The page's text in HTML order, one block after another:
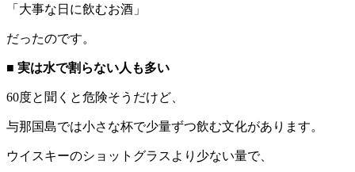
「大事な日に飲むお酒」
だったのです。
■ 実は水で割らない人も多い
60度と聞くと危険そうだけど、
与那国島では小さな杯で少量ずつ飲む文化があります。
ウイスキーのショットグラスより少ない量で、